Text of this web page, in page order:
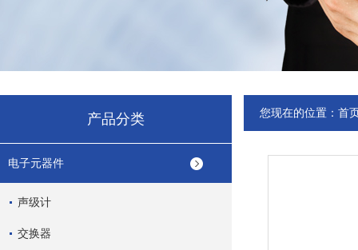
产品分类
电子元器件
声级计
交换器
您现在的位置： 首